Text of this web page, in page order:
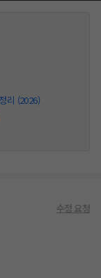
리 (2026)
수정 요청